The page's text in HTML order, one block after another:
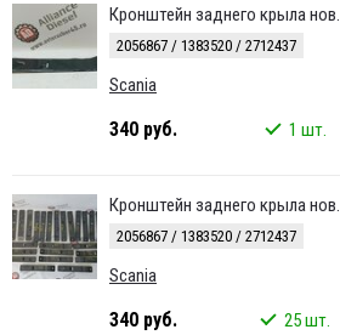
Кронштейн заднего крыла нов.
2056867 / 1383520 / 2712437
Scania
340 руб. 1 шт.
Кронштейн заднего крыла нов.
2056867 / 1383520 / 2712437
Scania
340 руб. 25 шт.